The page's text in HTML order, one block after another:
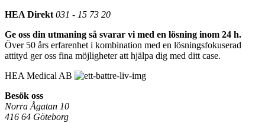
HEA Direkt 031 - 15 73 20
Ge oss din utmaning så svarar vi med en lösning inom 24 h.
Över 50 års erfarenhet i kombination med en lösningsfokuserad
attityd ger oss fina möjligheter att hjälpa dig med ditt case.
HEA Medical AB
Besök oss
Norra Ågatan 10
416 64 Göteborg